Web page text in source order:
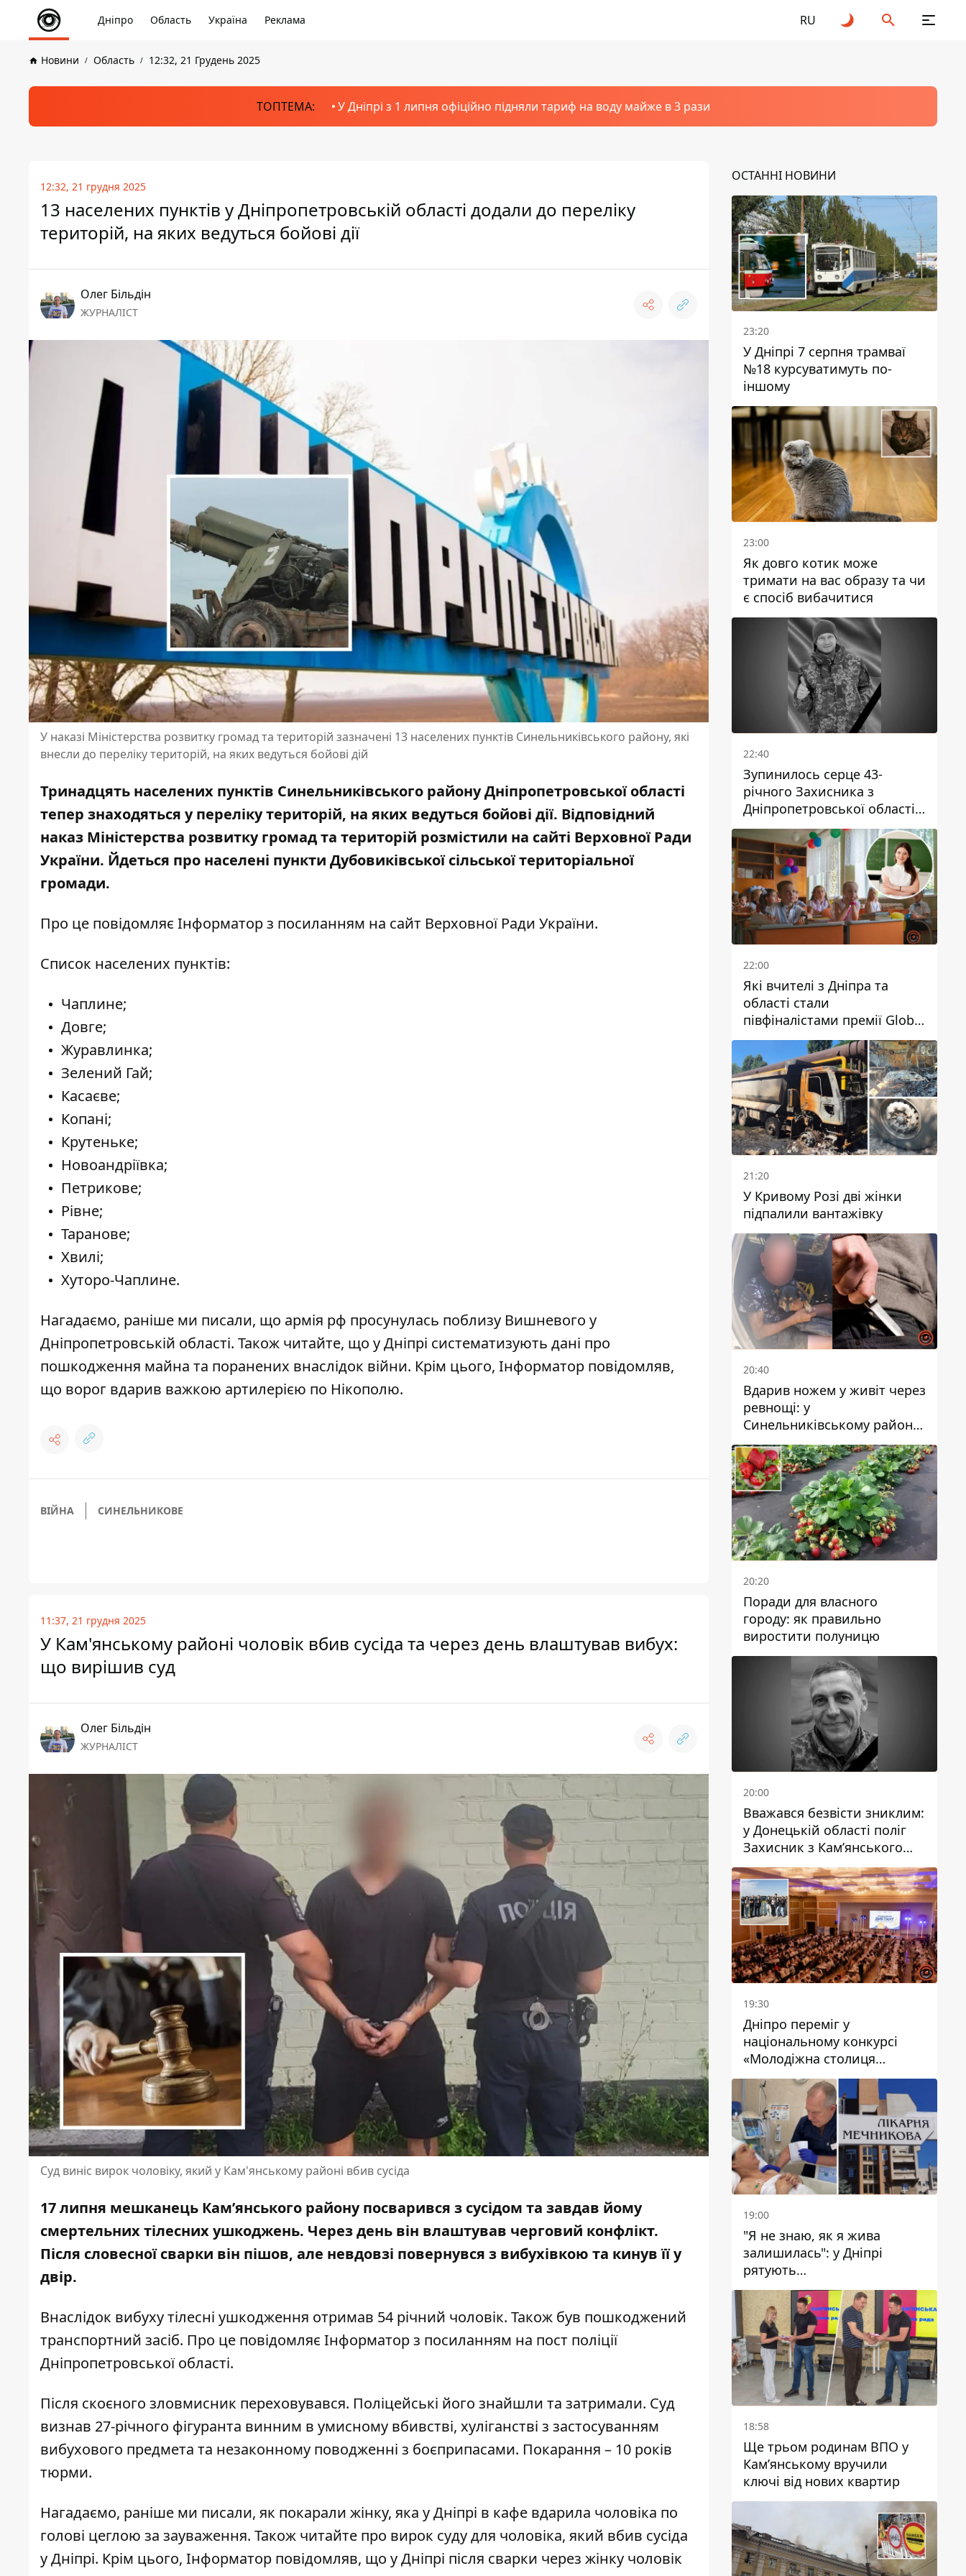
Дніпро Область Україна Реклама RU
Новини Область 12:32, 21 Грудень 2025
ТОПТЕМА: У Дніпрі з 1 липня офіційно підняли тариф на воду майже в 3 рази
12:32, 21 грудня 2025
13 населених пунктів у Дніпропетровській області додали до переліку
територій, на яких ведуться бойові дії
Олег Більдін
ЖУРНАЛІСТ
У наказі Міністерства розвитку громад та територій зазначені 13 населених пунктів Синельниківського району, які
внесли до переліку територій, на яких ведуться бойові дій
Тринадцять населених пунктів Синельниківського району Дніпропетровської області
тепер знаходяться у переліку територій, на яких ведуться бойові дії. Відповідний
наказ Міністерства розвитку громад та територій розмістили на сайті Верховної Ради
України. Йдеться про населені пункти Дубовиківської сільської територіальної
громади.
Про це повідомляє Інформатор з посиланням на сайт Верховної Ради України.
Список населених пунктів:
Чаплине;
Довге;
Журавлинка;
Зелений Гай;
Касаєве;
Копані;
Крутеньке;
Новоандріївка;
Петрикове;
Рівне;
Таранове;
Хвилі;
Хуторо-Чаплине.
Нагадаємо, раніше ми писали, що армія рф просунулась поблизу Вишневого у
Дніпропетровській області. Також читайте, що у Дніпрі систематизують дані про
пошкодження майна та поранених внаслідок війни. Крім цього, Інформатор повідомляв,
що ворог вдарив важкою артилерією по Нікополю.
ВІЙНА СИНЕЛЬНИКОВЕ
11:37, 21 грудня 2025
У Кам'янському районі чоловік вбив сусіда та через день влаштував вибух:
що вирішив суд
Олег Більдін
ЖУРНАЛІСТ
Суд виніс вирок чоловіку, який у Кам'янському районі вбив сусіда
17 липня мешканець Кам’янського району посварився з сусідом та завдав йому
смертельних тілесних ушкоджень. Через день він влаштував черговий конфлікт.
Після словесної сварки він пішов, але невдовзі повернувся з вибухівкою та кинув її у
двір.
Внаслідок вибуху тілесні ушкодження отримав 54 річний чоловік. Також був пошкоджений
транспортний засіб. Про це повідомляє Інформатор з посиланням на пост поліції
Дніпропетровської області.
Після скоєного зловмисник переховувався. Поліцейські його знайшли та затримали. Суд
визнав 27-річного фігуранта винним в умисному вбивстві, хуліганстві з застосуванням
вибухового предмета та незаконному поводженні з боєприпасами. Покарання – 10 років
тюрми.
Нагадаємо, раніше ми писали, як покарали жінку, яка у Дніпрі в кафе вдарила чоловіка по
голові цеглою за зауваження. Також читайте про вирок суду для чоловіка, який вбив сусіда
у Дніпрі. Крім цього, Інформатор повідомляв, що у Дніпрі після сварки через жінку чоловік
ОСТАННІ НОВИНИ
23:20
У Дніпрі 7 серпня трамваї
№18 курсуватимуть по-
іншому
23:00
Як довго котик може
тримати на вас образу та чи
є спосіб вибачитися
22:40
Зупинилось серце 43-
річного Захисника з
Дніпропетровської області
Євгена Зінченка
22:00
Які вчителі з Дніпра та
області стали
півфіналістами премії Global
Teacher Prize Ukraine 2026
21:20
У Кривому Розі дві жінки
підпалили вантажівку
20:40
Вдарив ножем у живіт через
ревнощі: у
Синельниківському районі
затримали 49-річного
чоловіка за вбивство
20:20
Поради для власного
городу: як правильно
виростити полуницю
20:00
Вважався безвісти зниклим:
у Донецькій області поліг
Захисник з Кам’янського
Антон Красовський
19:30
Дніпро переміг у
національному конкурсі
«Молодіжна столиця
України – 2026»
19:00
"Я не знаю, як я жива
залишилась": у Дніпрі
рятують
військовослужбовицю та
мати чотирьох дітей, яку
поранив КАБ
18:58
Ще трьом родинам ВПО у
Кам’янському вручили
ключі від нових квартир